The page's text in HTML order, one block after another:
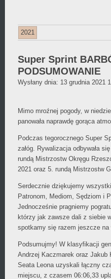
2021
Super Sprint
PODSUMOWANIE
Wysłany dnia: 13 grudnia 2021
Mimo mroźnej pogody, w
panowała naprawdę gorąca
Podczas tegorocznego Super
załóg. Rywalizacja odbywała
rundą Mistrzostw Okręgu
2021 oraz 5. rundą Mistrzostw
Serdecznie dziękujemy
Patronom, Mediom, Sędziom i
Jednocześnie pragniemy
którzy jak zawsze dali z siebie
spotkamy się razem jeszcze na
Podsumujmy! W klasyfikacji
Andrzej Kaczmarek oraz Jakub
Seata Leona uzyskali łączny
miejscu, z czasem 06:06,33